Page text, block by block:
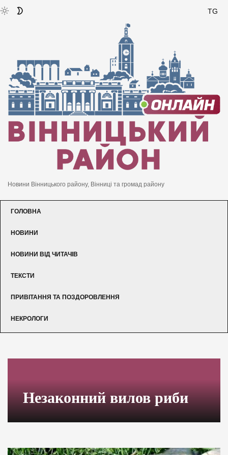
TG
Новини Вінницького району, Вінниці та громад району
ГОЛОВНА
НОВИНИ
НОВИНИ ВІД ЧИТАЧІВ
ТЕКСТИ
ПРИВІТАННЯ ТА ПОЗДОРОВЛЕННЯ
НЕКРОЛОГИ
Незаконний вилов риби